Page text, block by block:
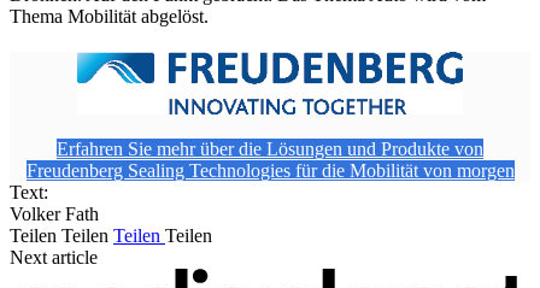
Thema Mobilität abgelöst.
Erfahren Sie mehr über die Lösungen und Produkte von
Freudenberg Sealing Technologies für die Mobilität von morgen
Text:
Volker Fath
Teilen Teilen Teilen Teilen
Next article